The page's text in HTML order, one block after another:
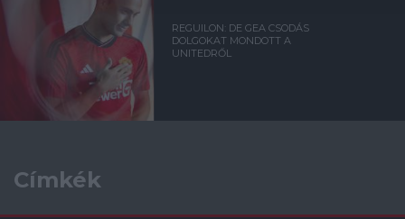
REGUILON: DE GEA CSODÁS
DOLGOKAT MONDOTT A
UNITEDRŐL
Címkék